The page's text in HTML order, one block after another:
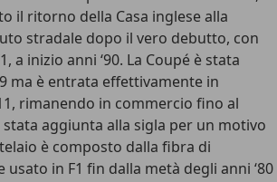
il ritorno della Casa inglese alla
stradale dopo il vero debutto, con
a inizio anni ‘90. La Coupé è stata
ma è entrata effettivamente in
rimanendo in commercio fino al
stata aggiunta alla sigla per un motivo
è composto dalla fibra di
in F1 fin dalla metà degli anni ‘80